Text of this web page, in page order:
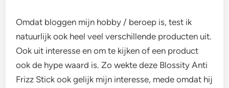
Omdat bloggen mijn hobby / beroep is, test ik
natuurlijk ook heel veel verschillende producten uit.
Ook uit interesse en om te kijken of een product
ook de hype waard is. Zo wekte deze Blossity Anti
Frizz Stick ook gelijk mijn interesse, mede omdat hij